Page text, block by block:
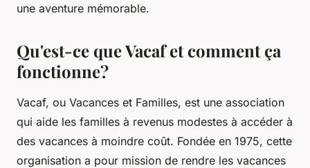
une aventure mémorable.
Qu'est-ce que Vacaf et comment ça
fonctionne?
Vacaf, ou Vacances et Familles, est une association
qui aide les familles à revenus modestes à accéder à
des vacances à moindre coût. Fondée en 1975, cette
organisation a pour mission de rendre les vacances